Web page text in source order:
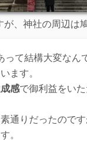
が、神社の周辺は
って結構大変なん
ます。
感で御利益をい
通りだったので
。